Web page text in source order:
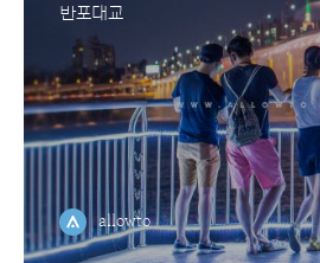
반포대교
allowto